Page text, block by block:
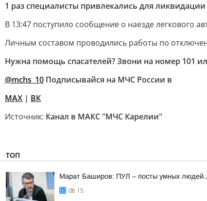
1 раз специалисты привлекались для
В 13:47 поступило сообщение о наезде легкового
Личным составом проводились работы по
Нужна помощь спасателей? Звони на номер 101
@mchs_10 Подписывайся на МЧС России в
MAX | ВК
Источник: Канал в МАКС "МЧС Карелии"
ТОП
Марат Баширов: ПУЛ – посты умных людей..
08:15